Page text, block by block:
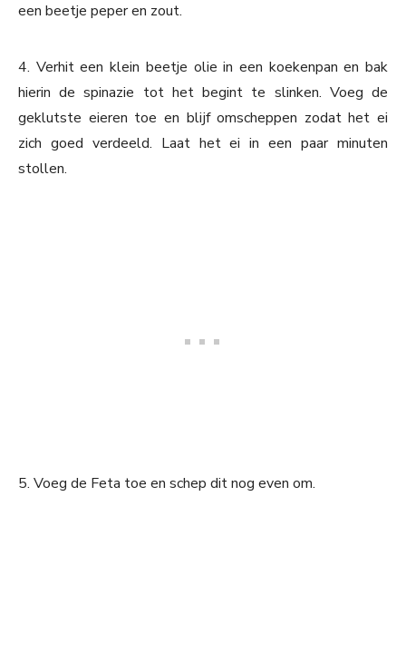
een beetje peper en zout.
4. Verhit een klein beetje olie in een koekenpan en bak
hierin de spinazie tot het begint te slinken. Voeg de
geklutste eieren toe en blijf omscheppen zodat het ei
zich goed verdeeld. Laat het ei in een paar minuten
stollen.
5. Voeg de Feta toe en schep dit nog even om.